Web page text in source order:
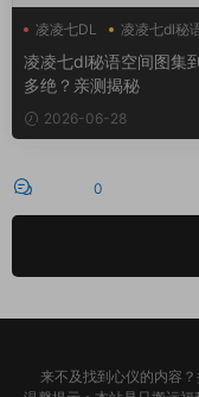
凌凌七DL 凌凌七dl秘
凌凌七dl秘语空间图集
多绝？亲测揭秘
2026-06-28
0
来不及找到心仪的内容？